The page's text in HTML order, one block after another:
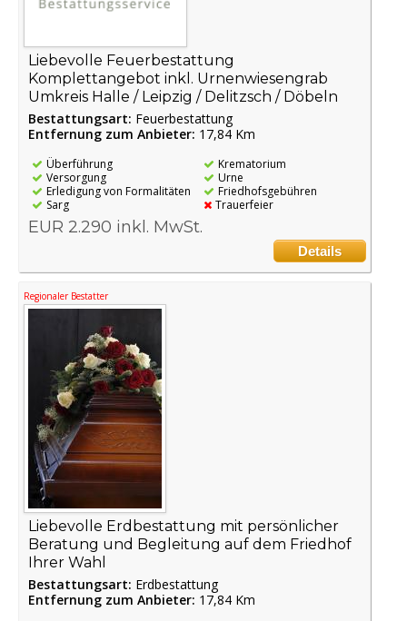
Liebevolle Feuerbestattung
Komplettangebot inkl. Urnenwiesengrab
Umkreis Halle / Leipzig / Delitzsch / Döbeln
Bestattungsart: Feuerbestattung
Entfernung zum Anbieter: 17,84 Km
Überführung
Versorgung
Erledigung von Formalitäten
Sarg
Krematorium
Urne
Friedhofsgebühren
Trauerfeier
EUR 2.290 inkl. MwSt.
Details
Regionaler Bestatter
Liebevolle Erdbestattung mit persönlicher
Beratung und Begleitung auf dem Friedhof
Ihrer Wahl
Bestattungsart: Erdbestattung
Entfernung zum Anbieter: 17,84 Km